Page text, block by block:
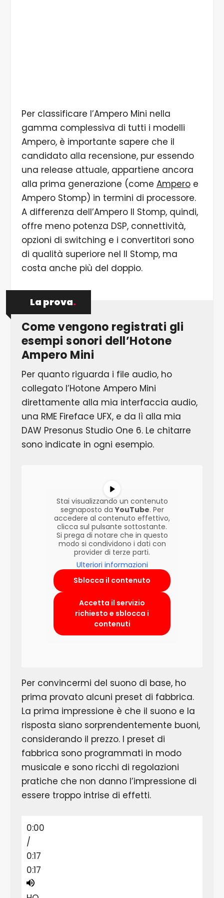
Per classificare l’Ampero Mini nella
gamma complessiva di tutti i modelli
Ampero, è importante sapere che il
candidato alla recensione, pur essendo
una release attuale, appartiene ancora
alla prima generazione (come Amperoe
Ampero Stomp) in termini di processore.
A differenza dell’Ampero II Stomp, quindi,
offre meno potenza DSP, connettività,
opzioni di switching e i convertitori sono
di qualità superiore nel II Stomp, ma
costa anche più del doppio.
La prova.
Come vengono registrati gli
esempi sonori dell’Hotone
Ampero Mini
Per quanto riguarda i file audio, ho
collegato l’Hotone Ampero Mini
direttamente alla mia interfaccia audio,
una RME Fireface UFX, e da lì alla mia
DAW Presonus Studio One 6. Le chitarre
sono indicate in ogni esempio.
Stai visualizzando un contenuto
segnaposto daYouTube. Per
accedere al contenuto effettivo,
clicca sul pulsante sottostante.
Si prega di notare che in questo
modo si condividono i dati con
provider di terze parti.
Ulteriori informazioni
Sblocca il contenuto
Accetta il servizio
richiesto e sblocca i
contenuti
Per convincermi del suono di base, ho
prima provato alcuni preset di fabbrica.
La prima impressione è che il suono e la
risposta siano sorprendentemente buoni,
considerando il prezzo. I preset di
fabbrica sono programmati in modo
musicale e sono ricchi di regolazioni
pratiche che non danno l’impressione di
essere troppo intrise di effetti.
0:00
/
0:17
0:17